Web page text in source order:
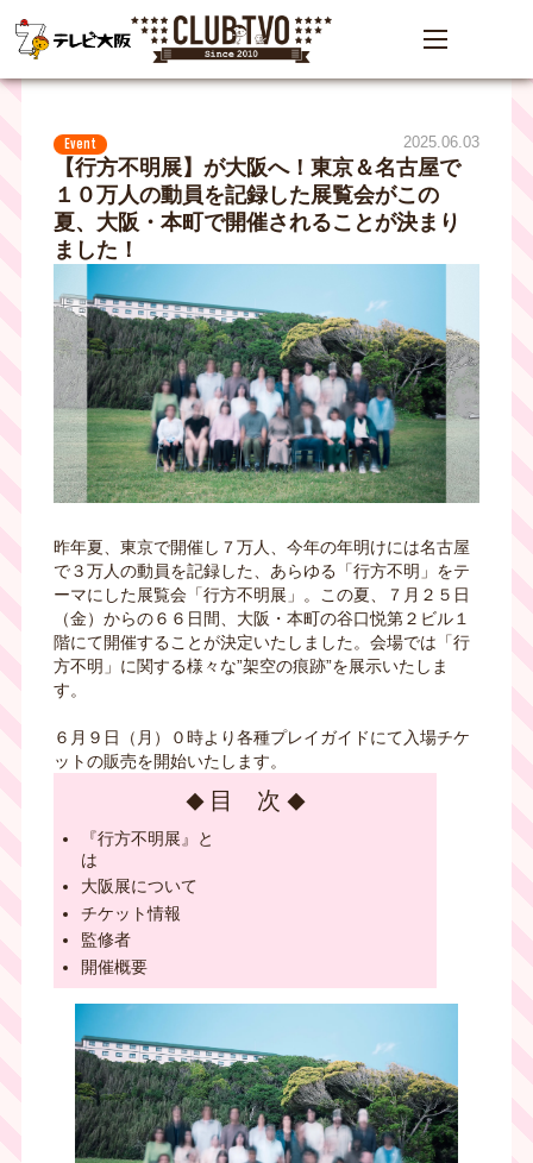
Event 2025.06.03
【行方不明展】が大阪へ！東京＆名古屋で
１０万人の動員を記録した展覧会がこの
夏、大阪・本町で開催されることが決まり
ました！
昨年夏、東京で開催し７万人、今年の年明けには名古屋
で３万人の動員を記録した、あらゆる「行方不明」をテ
ーマにした展覧会「行方不明展」。この夏、７月２５日
（金）からの６６日間、大阪・本町の谷口悦第２ビル１
階にて開催することが決定いたしました。会場では「行
方不明」に関する様々な”架空の痕跡”を展示いたしま
す。
６月９日（月）０時より各種プレイガイドにて入場チケ
ットの販売を開始いたします。
目 次
『行方不明展』と
大阪展について
チケット情報
監修者
開催概要